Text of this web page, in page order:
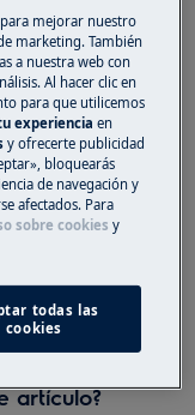
de
el dispositivo
por
la fuente de
hasta que
la incidencia.
que se ha
artículo?
mejorar nuestro
marketing. También
a nuestra web con
Al hacer clic en
para que utilicemos
experienciaen
y ofrecerte publicidad
bloquearás
de navegación y
afectados. Para
sobre cookies y
todas las
cookies